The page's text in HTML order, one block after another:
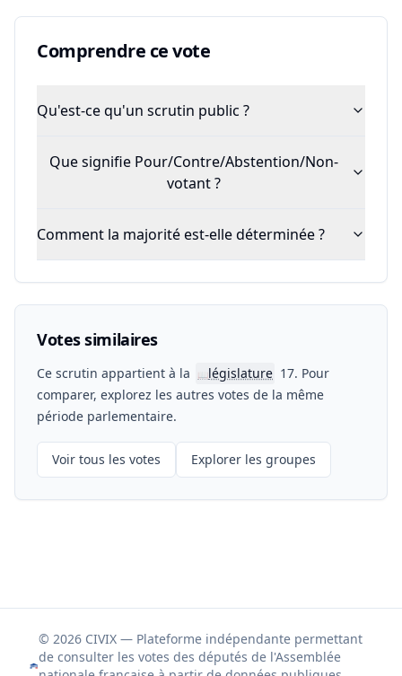
Comprendre ce vote
Qu'est-ce qu'un scrutin public ?
Que signifie Pour/Contre/Abstention/Non-
votant ?
Comment la majorité est-elle déterminée ?
Votes similaires
Ce scrutin appartient à la 📖législature 17. Pour
comparer, explorez les autres votes de la même
période parlementaire.
Voir tous les votes Explorer les groupes
© 2026 CIVIX — Plateforme indépendante permettant
de consulter les votes des députés de l'Assemblée